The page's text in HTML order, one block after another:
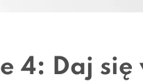
4: Daj się